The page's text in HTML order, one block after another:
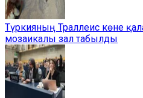
Түркияның Траллеис көне
мозаикалы зал табылды